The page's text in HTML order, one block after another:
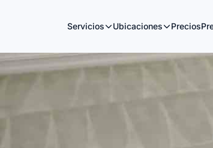
Servicios Ubicaciones Precios